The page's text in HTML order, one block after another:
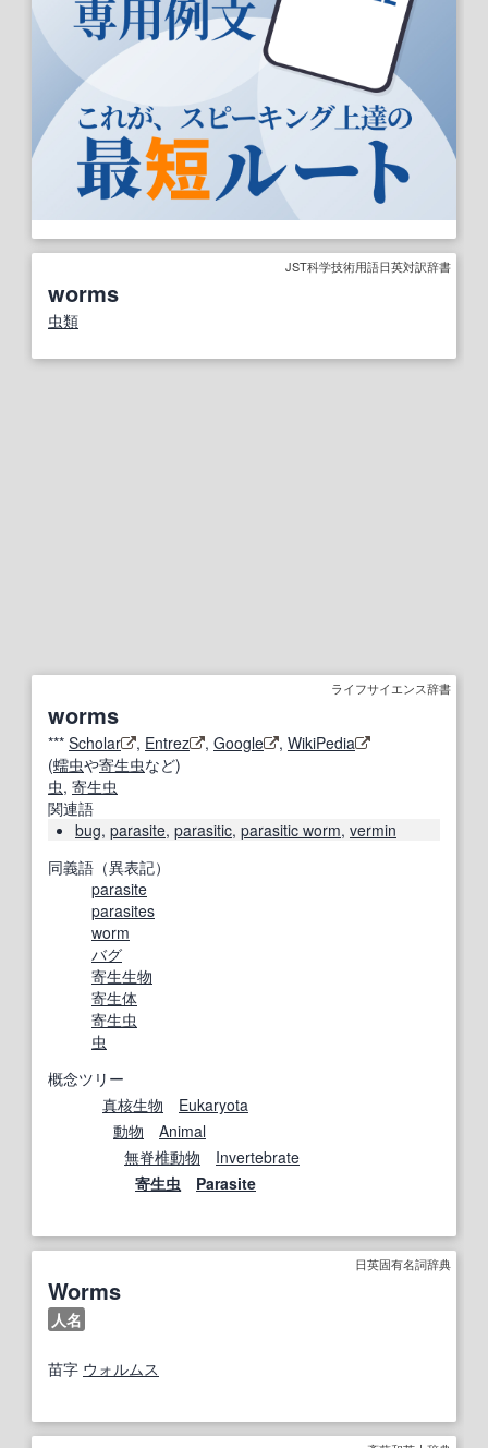
JST科学技術用語日英対訳辞書
worms
虫類
ライフサイエンス辞書
worms
*** Scholar , Entrez , Google , WikiPedia
(蠕虫や寄生虫など)
虫, 寄生虫
関連語
bug, parasite, parasitic, parasitic worm, vermin
同義語（異表記）
parasite
parasites
worm
バグ
寄生生物
寄生体
寄生虫
虫
概念ツリー
真核生物
Eukaryota
動物
Animal
無脊椎動物
Invertebrate
寄生虫
Parasite
日英固有名詞辞典
Worms
人名
苗字 ウォルムス